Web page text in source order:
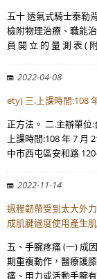
五十 透氣式騎士泰勒
檢附物理治療、職能
員 開 立 的 量 測 表 (
2022-04-08
ety) 三.上課時間:108
正方法。 二.主辦單位
上課時間:108 年 7 月
中市西屯區安和路
2022-11-14
過程韌帶受到太大外
成肌腱過度使用產生
五、手腕疼痛 (一) 成
期重複動作，醫療護
痛、用力或活動手腕